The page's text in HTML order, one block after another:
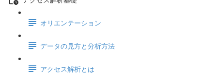
オリエンテーション
データの見方と分析方法
アクセス解析とは